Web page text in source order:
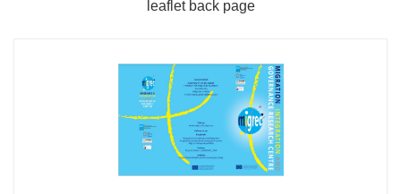
leaflet back page